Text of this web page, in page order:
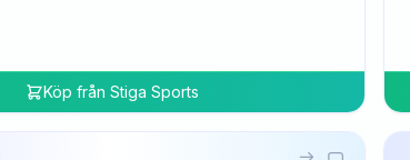
Köp från Stiga Sports